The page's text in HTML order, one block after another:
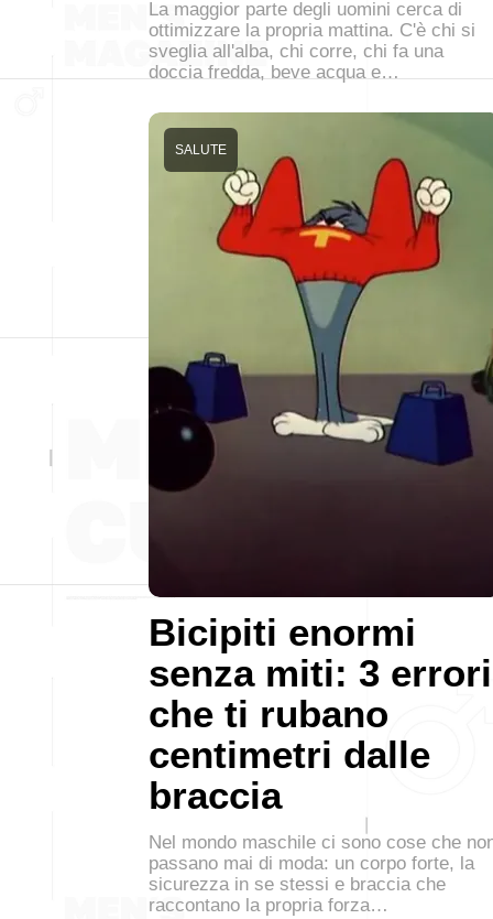
La maggior parte degli uomini cerca di
ottimizzare la propria mattina. C'è chi si
sveglia all'alba, chi corre, chi fa una
doccia fredda, beve acqua e…
Bicipiti enormi
senza miti: 3 errori
che ti rubano
centimetri dalle
braccia
SALUTE
Nel mondo maschile ci sono cose che
passano mai di moda: un corpo forte, la
sicurezza in se stessi e braccia che
raccontano la propria forza…